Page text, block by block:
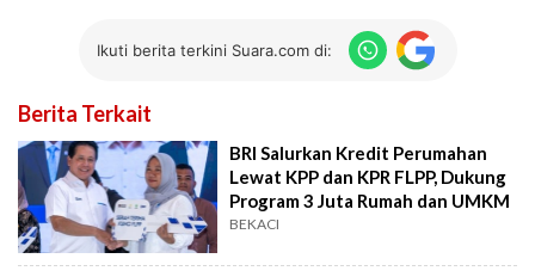
Ikuti berita terkini Suara.com di:
Berita Terkait
BRI Salurkan Kredit Perumahan
Lewat KPP dan KPR FLPP, Dukung
Program 3 Juta Rumah dan UMKM
BEKACI